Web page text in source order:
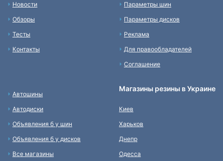
Новости
Обзоры
Тесты
Контакты
Параметры шин
Параметры дисков
Реклама
Для правообладателей
Соглашение
Автошины
Автодиски
Объявления б у шин
Объявления б у дисков
Все магазины
Магазины резины в Украине
Киев
Харьков
Днепр
Одесса